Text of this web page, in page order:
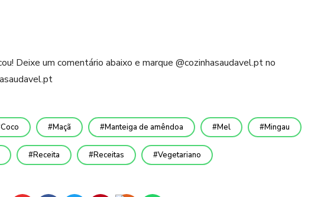
Deixe um comentário abaixo e marque @cozinhasaudavel.pt no
Coco Maçã Manteiga de amêndoa Mel Mingau
Receita Receitas Vegetariano